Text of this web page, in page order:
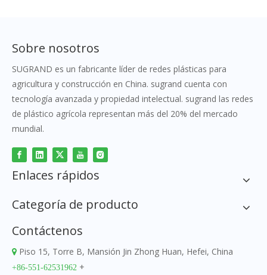
Sobre nosotros
SUGRAND es un fabricante líder de redes plásticas para
agricultura y construcción en China. sugrand cuenta con
tecnología avanzada y propiedad intelectual. sugrand las redes
de plástico agrícola representan más del 20% del mercado
mundial.
Enlaces rápidos
Categoría de producto
Contáctenos
 Piso 15, Torre B, Mansión Jin Zhong Huan, Hefei, China
+86-551-62531962 +